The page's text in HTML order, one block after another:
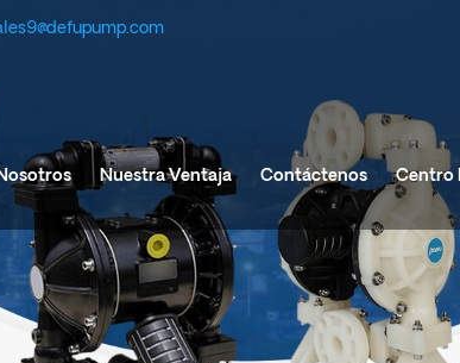
Nuestra Ventaja Contáctenos Centro